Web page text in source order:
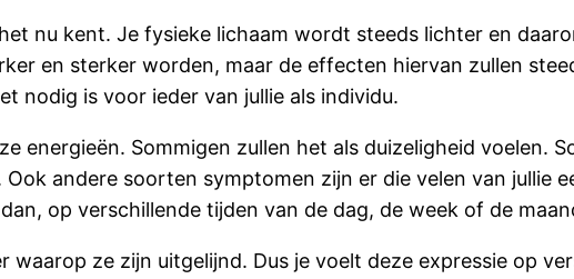
nu kent. Je fysieke lichaam wordt steeds lichter en
en sterker worden, maar de effecten hiervan zullen
nodig is voor ieder van jullie als individu.
Sommigen zullen het als duizeligheid voelen.
andere soorten symptomen zijn er die velen van jullie
op verschillende tijden van de dag, de week of de
ze zijn uitgelijnd. Dus je voelt deze expressie op